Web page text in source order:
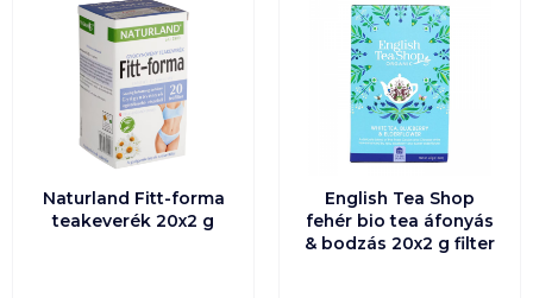
Naturland Fitt-forma
teakeverék 20x2 g
English Tea Shop
fehér bio tea áfonyás
& bodzás 20x2 g filter